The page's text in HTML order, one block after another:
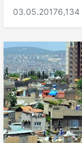
03.05.20176,134